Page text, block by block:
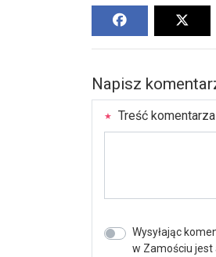
Napisz
Treść komentarza
Wysyłając
w Zamościu